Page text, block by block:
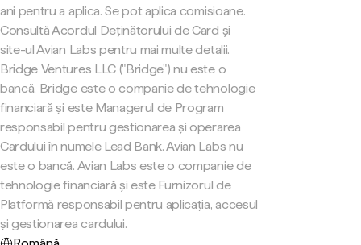
ani pentru a aplica. Se pot aplica comisioane.
Consultă Acordul Deținătorului de Card și
site-ul Avian Labs pentru mai multe detalii.
Bridge Ventures LLC ("Bridge") nu este o
bancă. Bridge este o companie de tehnologie
financiară și este Managerul de Program
responsabil pentru gestionarea și operarea
Cardului în numele Lead Bank. Avian Labs nu
este o bancă. Avian Labs este o companie de
tehnologie financiară și este Furnizorul de
Platformă responsabil pentru aplicația, accesul
și gestionarea cardului.